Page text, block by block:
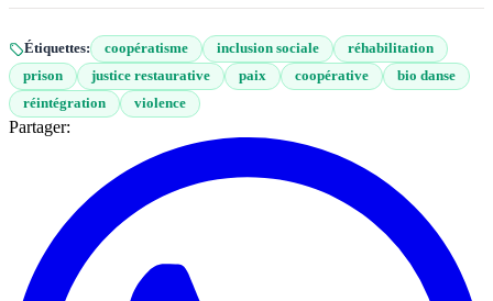
Étiquettes: coopératisme inclusion sociale
réhabilitation
prison
justice restaurative paix coopérative
bio danse
réintégration
violence
Partager: